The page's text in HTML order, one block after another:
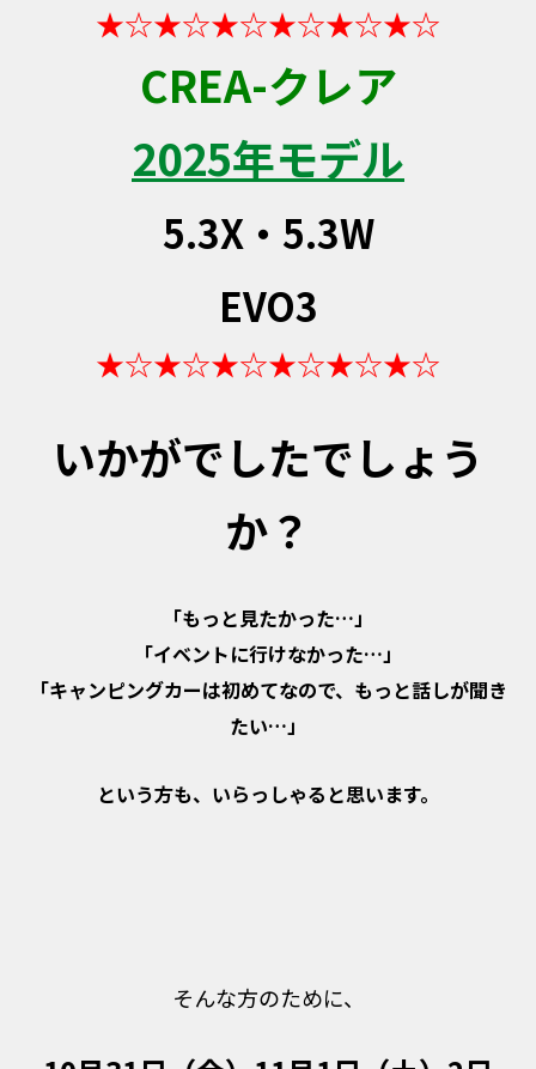
★☆★☆★☆★☆★☆★☆
CREA-クレア
2025年モデル
5.3X・5.3W
EVO3
★☆★☆★☆★☆★☆★☆
いかがでしたでしょう
か？
「もっと見たかった…」
「イベントに行けなかった…」
「キャンピングカーは初めてなので、もっと話しが聞き
たい…」
という方も、いらっしゃると思います。
そんな方のために、